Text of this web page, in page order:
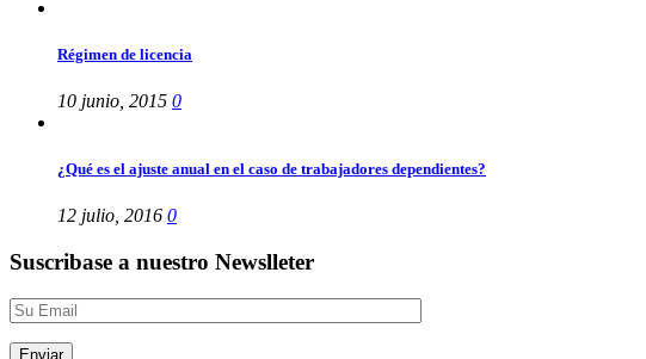
Régimen de licencia
10 junio, 2015 0
¿Qué es el ajuste anual en el caso de trabajadores dependientes?
12 julio, 2016 0
Suscribase a nuestro Newslleter